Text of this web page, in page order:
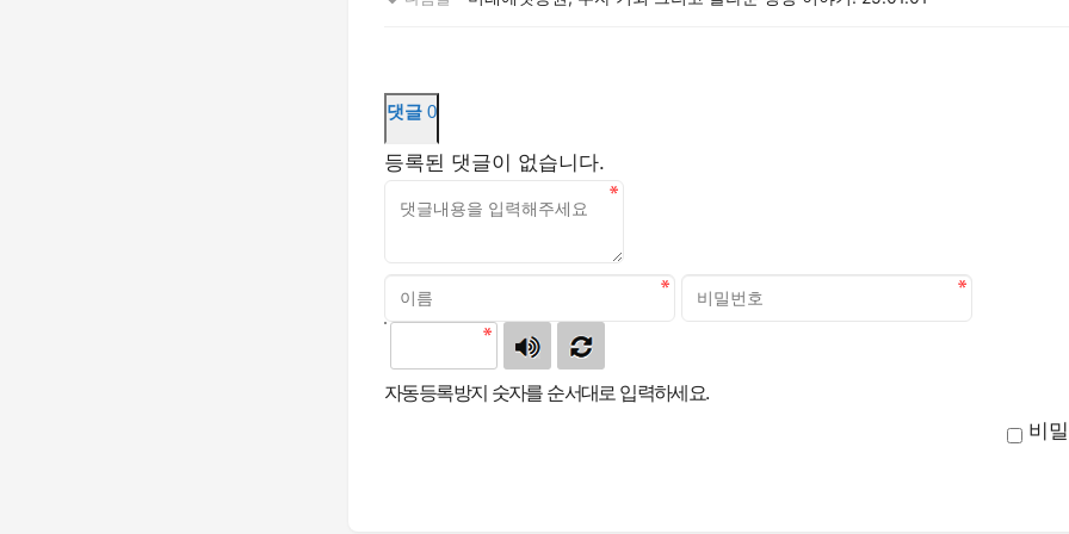
댓글 0
등록된 댓글이 없습니다.
자동등록방지 숫자를 순서대로 입력하세요.
비